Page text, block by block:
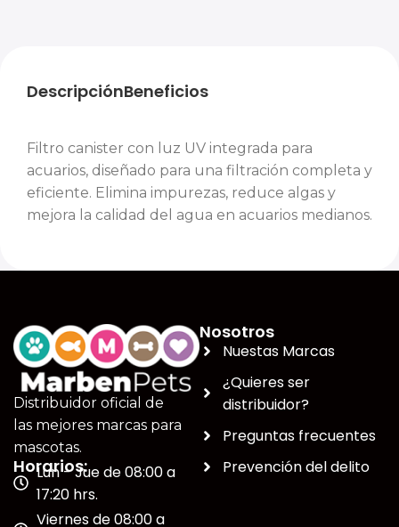
DescripciónBeneficios
Filtro canister con luz UV integrada para
acuarios, diseñado para una filtración completa y
eficiente. Elimina impurezas, reduce algas y
mejora la calidad del agua en acuarios medianos.
Distribuidor oficial de
las mejores marcas para
mascotas.
Horarios:
Lun - Jue de 08:00 a
17:20 hrs.
Viernes de 08:00 a
Nosotros
Nuestas Marcas
¿Quieres ser
distribuidor?
Preguntas frecuentes
Prevención del delito